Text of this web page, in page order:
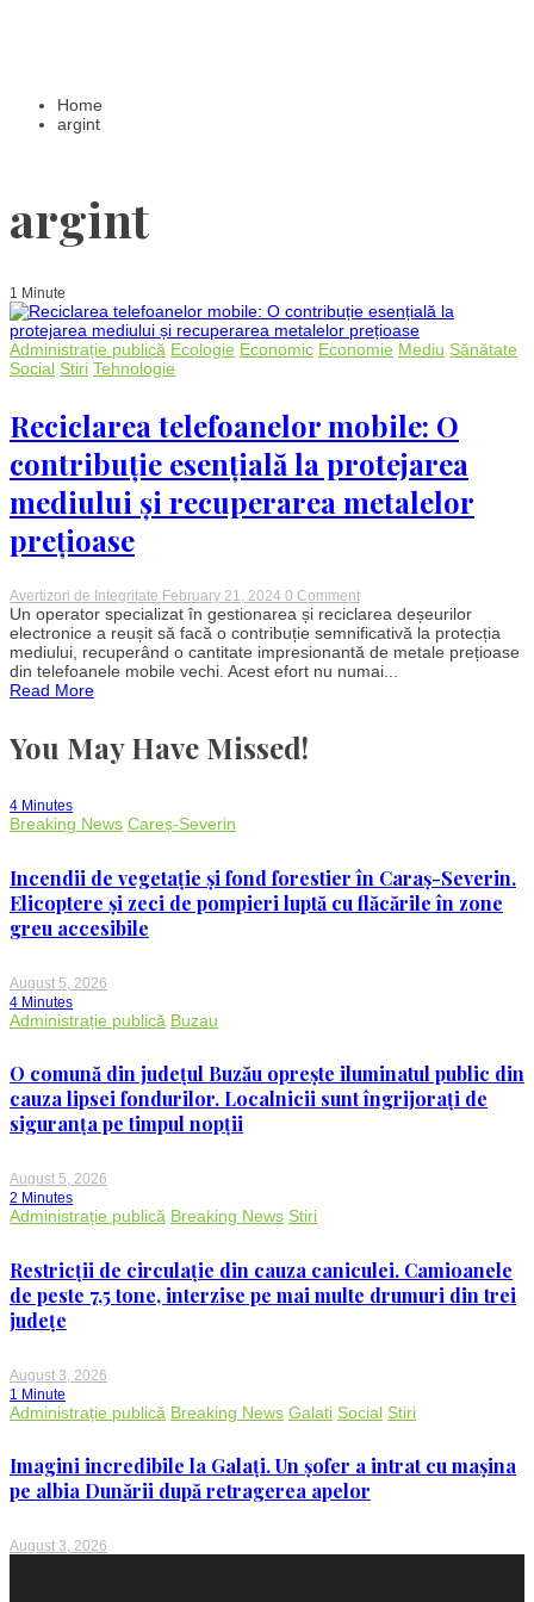
Home
argint
argint
1 Minute
Administrație publică Ecologie Economic Economie Mediu Sănătate
Social Stiri Tehnologie
Reciclarea telefoanelor mobile: O
contribuție esențială la protejarea
mediului și recuperarea metalelor
prețioase
Avertizori de Integritate February 21, 2024 0 Commenton
Reciclarea
telefoanelor
mobile:
O
contribuție
Un operator specializat în gestionarea și reciclarea deșeurilor
electronice a reușit să facă o contribuție semnificativă la protecția
mediului, recuperând o cantitate impresionantă de metale prețioase
din telefoanele mobile vechi. Acest efort nu numai...
Read More
You May Have Missed!
4 Minutes
Breaking News Careș-Severin
Incendii de vegetație și fond forestier în Caraș-Severin.
Elicoptere și zeci de pompieri luptă cu flăcările în zone
greu accesibile
August 5, 2026
4 Minutes
Administrație publică Buzau
O comună din județul Buzău oprește iluminatul public din
cauza lipsei fondurilor. Localnicii sunt îngrijorați de
siguranța pe timpul nopții
August 5, 2026
2 Minutes
Administrație publică Breaking News Stiri
Restricții de circulație din cauza caniculei. Camioanele
de peste 7,5 tone, interzise pe mai multe drumuri din trei
județe
August 3, 2026
1 Minute
Administrație publică Breaking News Galati Social Stiri
Imagini incredibile la Galați. Un șofer a intrat cu mașina
pe albia Dunării după retragerea apelor
August 3, 2026